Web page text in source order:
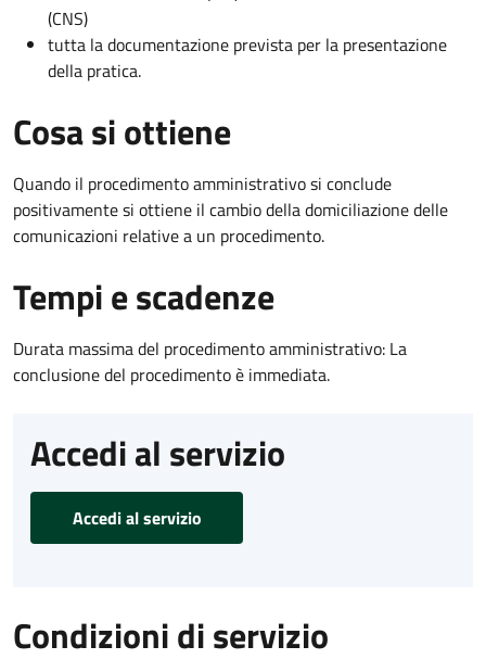
(CNS)
tutta la documentazione prevista per la presentazione
della pratica.
Cosa si ottiene
Quando il procedimento amministrativo si conclude
positivamente si ottiene il cambio della domiciliazione delle
comunicazioni relative a un procedimento.
Tempi e scadenze
Durata massima del procedimento amministrativo: La
conclusione del procedimento è immediata.
Accedi al servizio
Accedi al servizio
Condizioni di servizio